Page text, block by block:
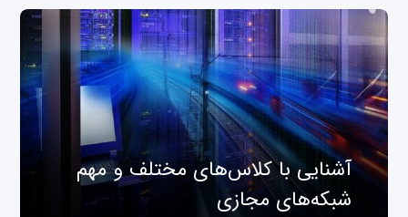
آشنایی با کلاس‌های مختلف و مهم
شبکه‌های مجازی